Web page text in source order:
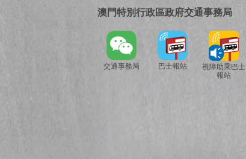
澳門特別行政區政府交通事務局
交通事務局 巴士報站
視障助乘巴士
報站